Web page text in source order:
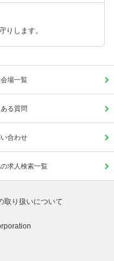
りします。
場一覧
ある質問
合わせ
の求人検索一覧
取り扱いについて